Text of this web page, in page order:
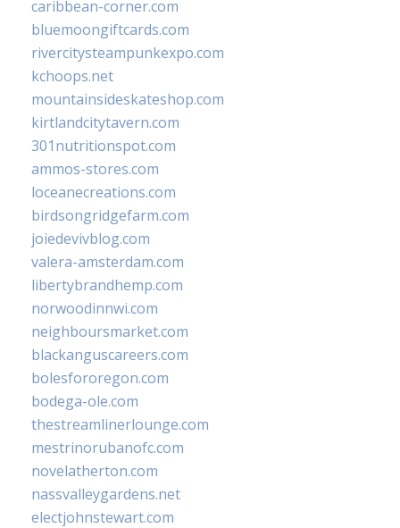
caribbean-corner.com
bluemoongiftcards.com
rivercitysteampunkexpo.com
kchoops.net
mountainsideskateshop.com
kirtlandcitytavern.com
301nutritionspot.com
ammos-stores.com
loceanecreations.com
birdsongridgefarm.com
joiedevivblog.com
valera-amsterdam.com
libertybrandhemp.com
norwoodinnwi.com
neighboursmarket.com
blackanguscareers.com
bolesfororegon.com
bodega-ole.com
thestreamlinerlounge.com
mestrinorubanofc.com
novelatherton.com
nassvalleygardens.net
electjohnstewart.com